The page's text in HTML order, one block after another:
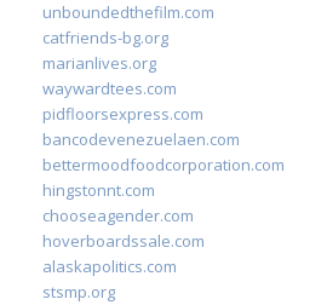
unboundedthefilm.com
catfriends-bg.org
marianlives.org
waywardtees.com
pidfloorsexpress.com
bancodevenezuelaen.com
bettermoodfoodcorporation.com
hingstonnt.com
chooseagender.com
hoverboardssale.com
alaskapolitics.com
stsmp.org